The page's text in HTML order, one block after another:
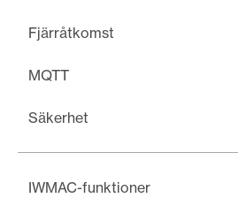
Fjärråtkomst
MQTT
Säkerhet
IWMAC-funktioner